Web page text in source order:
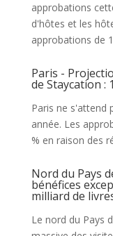
approbations
d'hôtes et les
approbations de
Paris -
de Staycation :
Paris ne s'attend
année. Les
% en raison des
Nord du Pays
bénéfices
milliard de
Le nord du Pays